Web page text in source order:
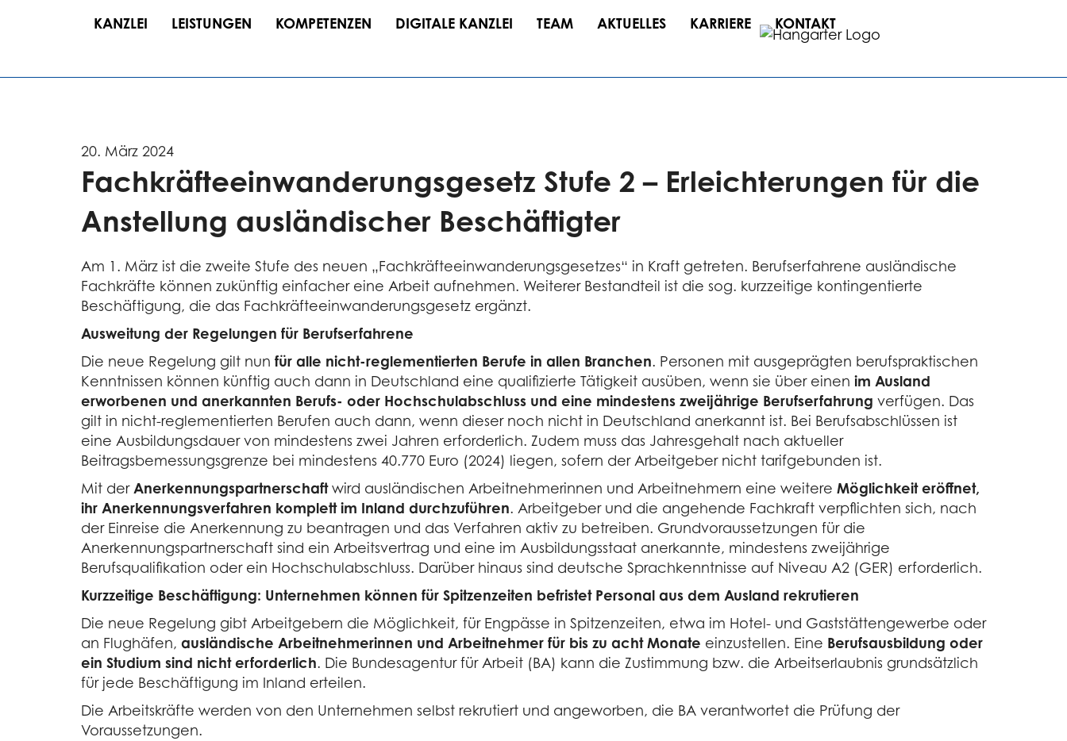
KANZLEI LEISTUNGEN KOMPETENZEN DIGITALE KANZLEI TEAM AKTUELLES KARRIERE KONTAKT
20. März 2024
Fachkräfteeinwanderungsgesetz Stufe 2 – Erleichterungen für die
Anstellung ausländischer Beschäftigter
Am 1. März ist die zweite Stufe des neuen „Fachkräfteeinwanderungsgesetzes“ in Kraft getreten. Berufserfahrene ausländische
Fachkräfte können zukünftig einfacher eine Arbeit aufnehmen. Weiterer Bestandteil ist die sog. kurzzeitige kontingentierte
Beschäftigung, die das Fachkräfteeinwanderungsgesetz ergänzt.
Ausweitung der Regelungen für Berufserfahrene
Die neue Regelung gilt nun für alle nicht-reglementierten Berufe in allen Branchen. Personen mit ausgeprägten berufspraktischen
Kenntnissen können künftig auch dann in Deutschland eine qualifizierte Tätigkeit ausüben, wenn sie über einen im Ausland
erworbenen und anerkannten Berufs- oder Hochschulabschluss und eine mindestens zweijährige Berufserfahrung verfügen. Das
gilt in nicht-reglementierten Berufen auch dann, wenn dieser noch nicht in Deutschland anerkannt ist. Bei Berufsabschlüssen ist
eine Ausbildungsdauer von mindestens zwei Jahren erforderlich. Zudem muss das Jahresgehalt nach aktueller
Beitragsbemessungsgrenze bei mindestens 40.770 Euro (2024) liegen, sofern der Arbeitgeber nicht tarifgebunden ist.
Mit der Anerkennungspartnerschaftwird ausländischen Arbeitnehmerinnen und Arbeitnehmern eine weitere Möglichkeit eröffnet,
ihr Anerkennungsverfahren komplett im Inland durchzuführen. Arbeitgeber und die angehende Fachkraft verpflichten sich, nach
der Einreise die Anerkennung zu beantragen und das Verfahren aktiv zu betreiben. Grundvoraussetzungen für die
Anerkennungspartnerschaft sind ein Arbeitsvertrag und eine im Ausbildungsstaat anerkannte, mindestens zweijährige
Berufsqualifikation oder ein Hochschulabschluss. Darüber hinaus sind deutsche Sprachkenntnisse auf Niveau A2 (GER) erforderlich.
Kurzzeitige Beschäftigung: Unternehmen können für Spitzenzeiten befristet Personal aus dem Ausland rekrutieren
Die neue Regelung gibt Arbeitgebern die Möglichkeit, für Engpässe in Spitzenzeiten, etwa im Hotel- und Gaststättengewerbe oder
an Flughäfen, ausländische Arbeitnehmerinnen und Arbeitnehmer für bis zu acht Monate einzustellen. Eine Berufsausbildung oder
ein Studium sind nicht erforderlich. Die Bundesagentur für Arbeit (BA) kann die Zustimmung bzw. die Arbeitserlaubnis grundsätzlich
für jede Beschäftigung im Inland erteilen.
Die Arbeitskräfte werden von den Unternehmen selbst rekrutiert und angeworben, die BA verantwortet die Prüfung der
Voraussetzungen.